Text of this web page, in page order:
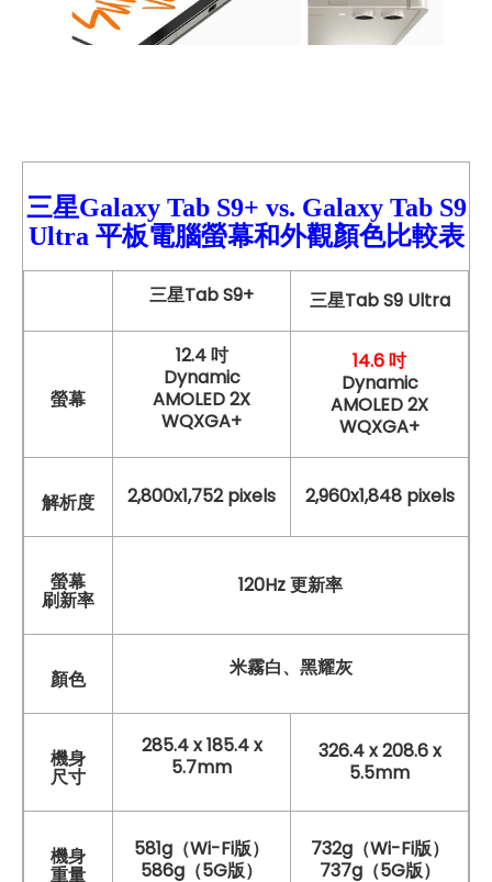
三星Galaxy Tab S9+ vs. Galaxy Tab S9
Ultra 平板電腦螢幕和外觀顏色比較表
三星Tab S9+ 三星Tab S9 Ultra
螢幕
12.4 吋
Dynamic
AMOLED 2X
WQXGA+
14.6 吋
Dynamic
AMOLED 2X
WQXGA+
解析度 2,800x1,752 pixels 2,960x1,848 pixels
螢幕
刷新率
120Hz 更新率
顏色 米霧白、黑耀灰
機身
尺寸
285.4 x 185.4 x
5.7mm
326.4 x 208.6 x
5.5mm
機身
重量
581g（Wi-Fi版）
586g（5G版）
732g（Wi-Fi版）
737g（5G版）